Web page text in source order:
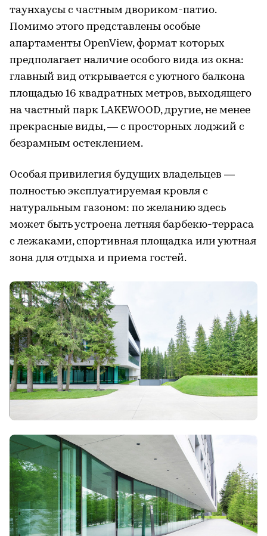
таунхаусы с частным двориком-патио.
Помимо этого представлены особые
апартаменты OpenView, формат которых
предполагает наличие особого вида из окна:
главный вид открывается с уютного балкона
площадью 16 квадратных метров, выходящего
на частный парк LAKEWOOD, другие, не менее
прекрасные виды, — с просторных лоджий с
безрамным остеклением.
Особая привилегия будущих владельцев —
полностью эксплуатируемая кровля с
натуральным газоном: по желанию здесь
может быть устроена летняя барбекю-терраса
с лежаками, спортивная площадка или уютная
зона для отдыха и приема гостей.